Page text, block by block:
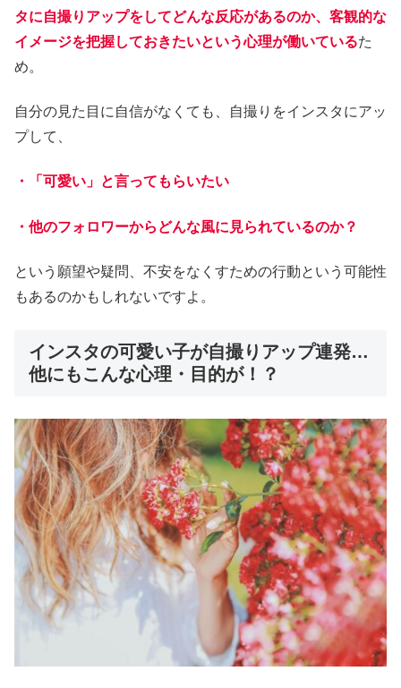
タに自撮りアップをしてどんな反応があるのか、客観的な
イメージを把握しておきたいという心理が働いているた
め。
自分の見た目に自信がなくても、自撮りをインスタにアッ
プして、
・「可愛い」と言ってもらいたい
・他のフォロワーからどんな風に見られているのか？
という願望や疑問、不安をなくすための行動という可能性
もあるのかもしれないですよ。
インスタの可愛い子が自撮りアップ連発…
他にもこんな心理・目的が！？